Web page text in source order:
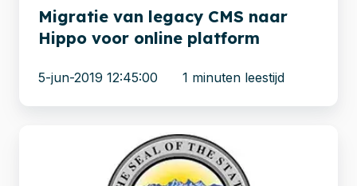
platform
Migratie van legacy CMS naar
Hippo voor online platform
5-jun-2019 12:45:00 1 minuten leestijd